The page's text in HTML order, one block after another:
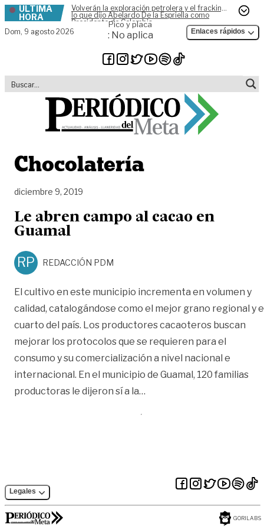
Skip to content
ÚLTIMA
HORA
Volverán la exploración petrolera y el fracking,
lo que dijo Abelardo De la Espriella como
Presidente de Colombia
Dom, 9 agosto 2026
Pico y placa
: No aplica Enlaces rápidos
Chocolatería
diciembre 9, 2019
Le abren campo al cacao en
Guamal
RP REDACCIÓN PDM
El cultivo en este municipio incrementa en volumen y
calidad, catalogándose como el mejor grano regional y
cuarto del país. Los productores cacaoteros buscan
mejorar los protocolos que se requieren para el
consumo y su comercialización a nivel nacional e
internacional. En el municipio de Guamal, 120 familias
productoras le dijeron sí a la…
Legales
GORILABS